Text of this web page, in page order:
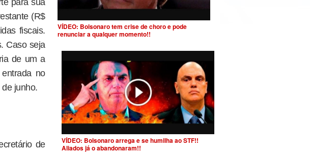
para sua
(R$
fiscais.
Caso seja
de um a
no
junho.
de
VÍDEO: Bolsonaro tem crise de choro e pode
renunciar a qualquer momento!!
VÍDEO: Bolsonaro arrega e se humilha ao STF!!
Aliados já o abandonaram!!